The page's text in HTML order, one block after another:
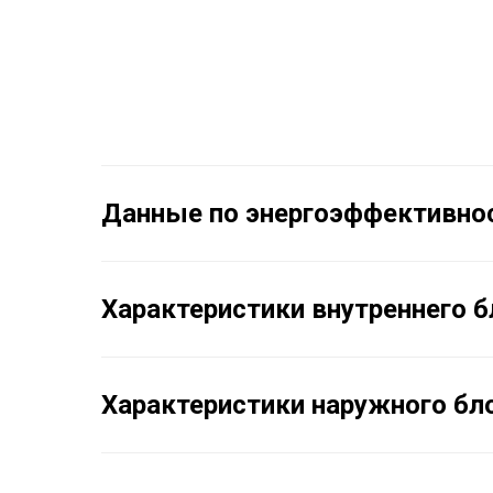
Данные по
Характеристики внутреннего
Характеристики наружного